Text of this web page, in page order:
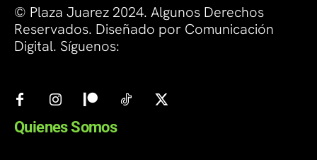
© Plaza Juarez 2024. Algunos Derechos
Reservados. Diseñado por Comunicación
Digital. Síguenos:
Quienes Somos